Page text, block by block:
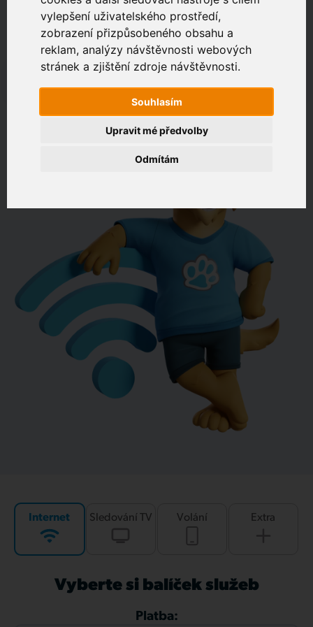
vylepšení uživatelského prostředí,
zobrazení přizpůsobeného obsahu a
reklam, analýzy návštěvnosti webových
stránek a zjištění zdroje návštěvnosti.
Souhlasím
Odmítám
Upravit mé předvolby
Zákaznický portál
Jak rychlé je připojení na vaší adrese?
Internet Sledování TV Volání Extra
Vyberte si balíček služeb
Platba: